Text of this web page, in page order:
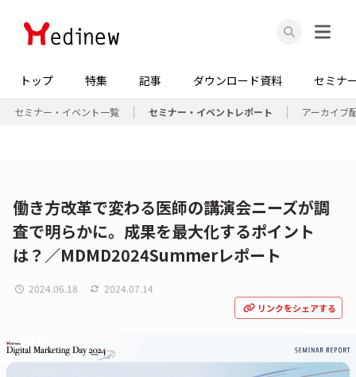
トップ 特集 記事 ダウンロード資料 セミナ
セミナー・イベント一覧 セミナー・イベントレポート アーカイブ
働き方改革で変わる医師の講演会ニーズが調
査で明らかに。成果を最大化するポイント
は？／MDMD2024Summerレポート
2024.06.18 2024.07.14
リンクをシェアする